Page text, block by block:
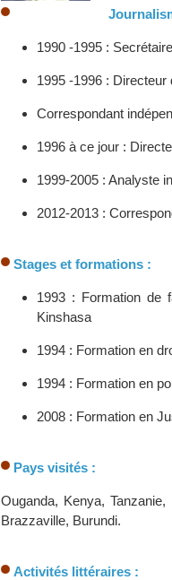
1990 -1995 :
1995 -1996 : Directeur
Correspondant
1996 à ce jour :
1999-2005 : Analyste
2012-2013 :
Stages et formations :
1993 : Formation de
Kinshasa
1994 : Formation en
1994 : Formation en
2008 : Formation en
Pays visités :
Ouganda, Kenya,
Brazzaville, Burundi.
Activités littéraires :